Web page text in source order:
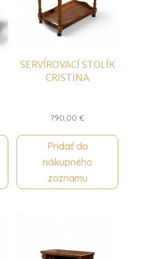
SERVÍROVACÍ STOLÍK
CRISTINA
790,00€
Pridať do
nákupného
zoznamu